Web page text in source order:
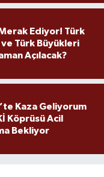
Ediyor! Türk
Türk Büyükleri
Açılacak?
Kaza Geliyorum
Köprüsü Acil
Bekliyor